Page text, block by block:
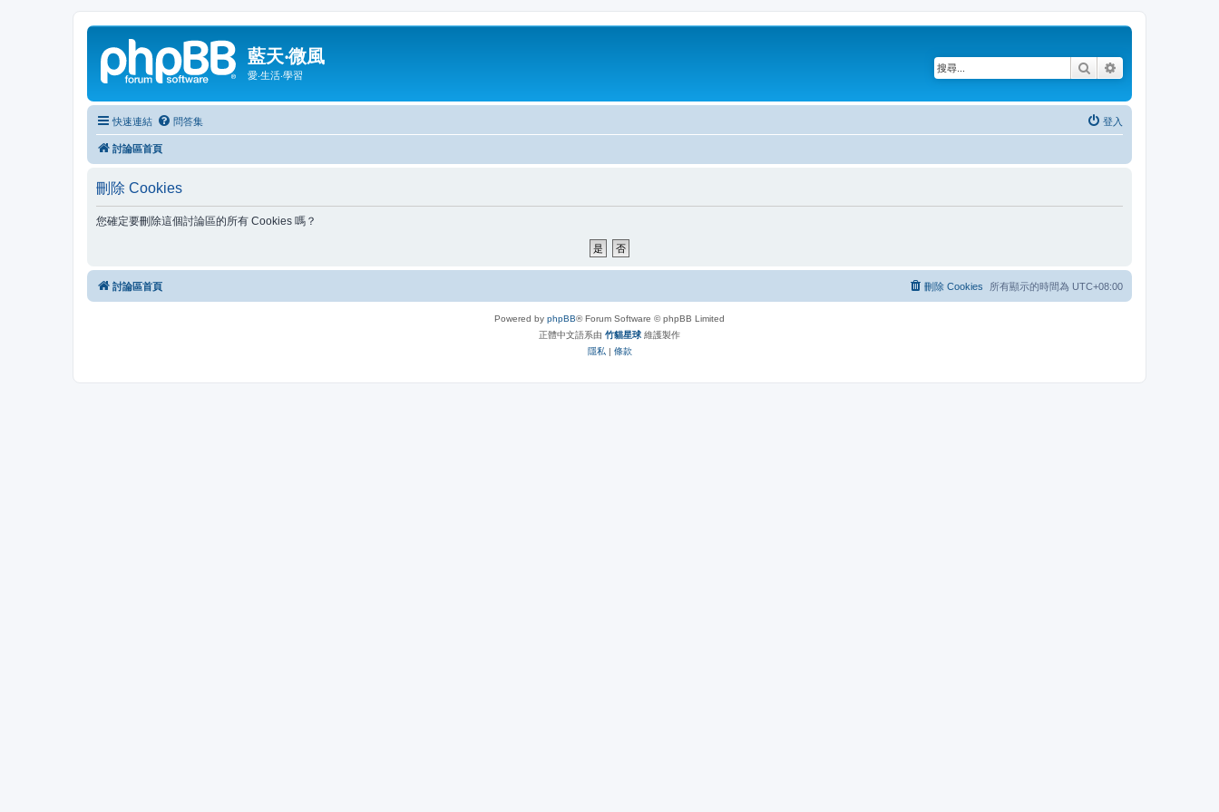
藍天‧微風
愛‧生活‧學習 搜尋
快速連結 問答集 登入
討論區首頁
刪除 Cookies
您確定要刪除這個討論區的所有 Cookies 嗎？
討論區首頁 所有顯示的時間為 UTC+08:00
刪除 Cookies
Powered by phpBB® Forum Software © phpBB Limited
正體中文語系由 竹貓星球 維護製作
隱私 | 條款